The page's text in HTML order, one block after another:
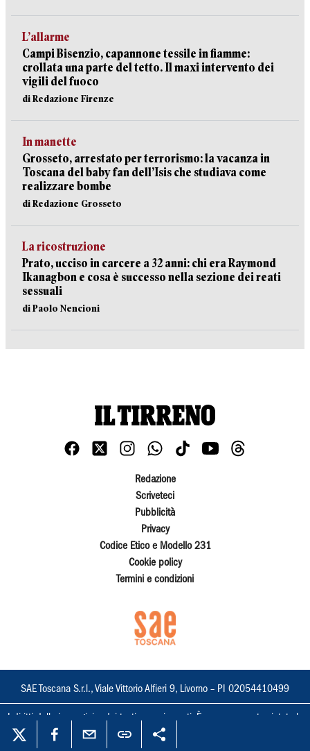
L’allarme
Campi Bisenzio, capannone tessile in fiamme:
crollata una parte del tetto. Il maxi intervento dei
vigili del fuoco
di Redazione Firenze
In manette
Grosseto, arrestato per terrorismo: la vacanza in
Toscana del baby fan dell’Isis che studiava come
realizzare bombe
di Redazione Grosseto
La ricostruzione
Prato, ucciso in carcere a 32 anni: chi era Raymond
Ikanagbon e cosa è successo nella sezione dei reati
sessuali
di Paolo Nencioni
Redazione
Scriveteci
Pubblicità
Privacy
Codice Etico e Modello 231
Cookie policy
Termini e condizioni
SAE Toscana S.r.l., Viale Vittorio Alfieri 9, Livorno – PI 02054410499
I diritti delle immagini e dei testi sono riservati. È espressamente vietata la
loro riproduzione con qualsiasi mezzo e l'adattamento totale o parziale.